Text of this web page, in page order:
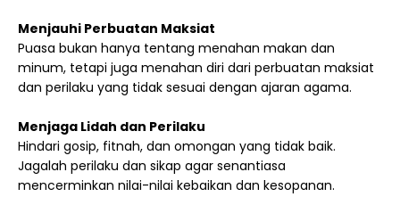
Menjauhi Perbuatan Maksiat
Puasa bukan hanya tentang menahan makan dan
minum, tetapi juga menahan diri dari perbuatan maksiat
dan perilaku yang tidak sesuai dengan ajaran agama.
Menjaga Lidah dan Perilaku
Hindari gosip, fitnah, dan omongan yang tidak baik.
Jagalah perilaku dan sikap agar senantiasa
mencerminkan nilai-nilai kebaikan dan kesopanan.